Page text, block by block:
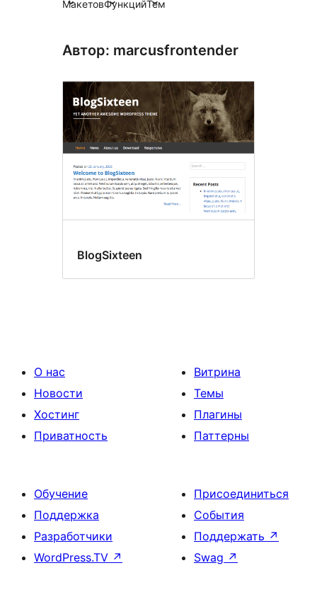
МакетовФункцийТем
Автор: marcusfrontender
BlogSixteen
О нас
Новости
Хостинг
Приватность
Витрина
Темы
Плагины
Паттерны
Обучение
Поддержка
Разработчики
WordPress.TV ↗
Присоединиться
События
Поддержать ↗
Swag ↗